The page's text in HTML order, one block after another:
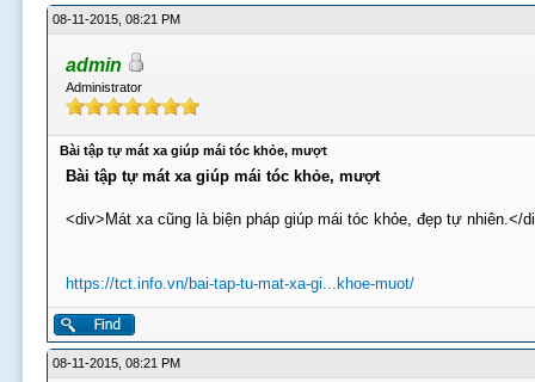
08-11-2015, 08:21 PM
admin
Administrator
Bài tập tự mát xa giúp mái tóc khỏe, mượt
Bài tập tự mát xa giúp mái tóc khỏe, mượt
<div>Mát xa cũng là biện pháp giúp mái tóc khỏe, đẹp tự nhiên.</
https://tct.info.vn/bai-tap-tu-mat-xa-gi...khoe-muot/
08-11-2015, 08:21 PM